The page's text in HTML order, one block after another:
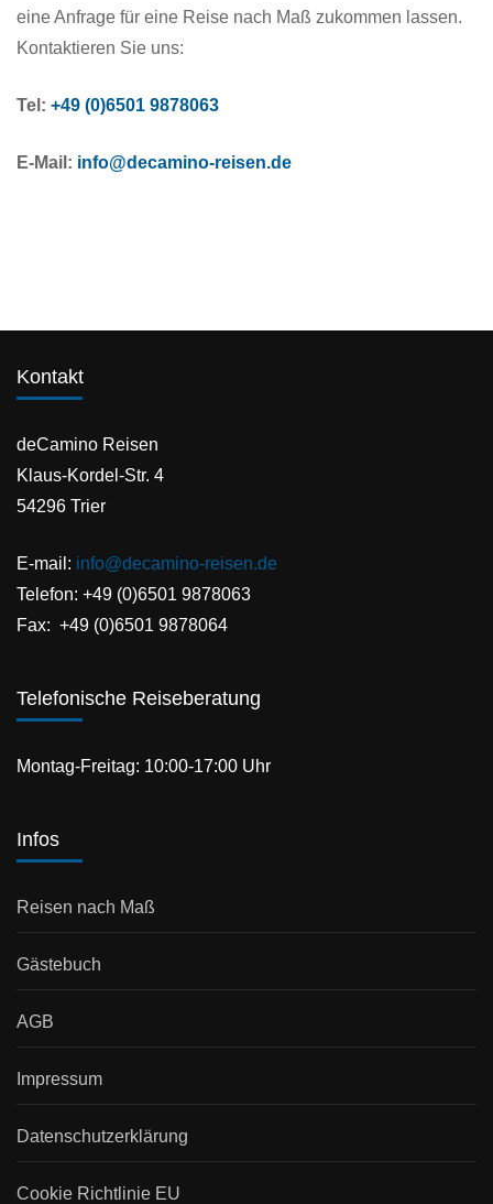
eine Anfrage für eine Reise nach Maß zukommen lassen.
Kontaktieren Sie uns:
Tel: +49 (0)6501 9878063
E-Mail: info@decamino-reisen.de
Kontakt
deCamino Reisen
Klaus-Kordel-Str. 4
54296 Trier
E-mail: info@decamino-reisen.de
Telefon: +49 (0)6501 9878063
Fax: +49 (0)6501 9878064
Telefonische Reiseberatung
Montag-Freitag: 10:00-17:00 Uhr
Infos
Reisen nach Maß
Gästebuch
AGB
Impressum
Datenschutzerklärung
Cookie Richtlinie EU